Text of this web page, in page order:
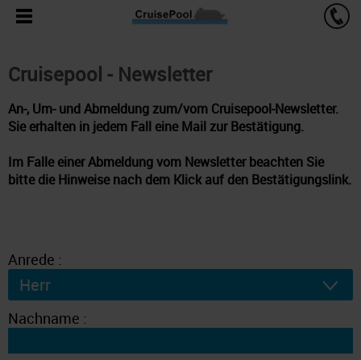
Cruisepool - Newsletter
An-, Um- und Abmeldung zum/vom Cruisepool-Newsletter.
Sie erhalten in jedem Fall eine Mail zur Bestätigung.
Im Falle einer Abmeldung vom Newsletter beachten Sie
bitte die Hinweise nach dem Klick auf den Bestätigungslink.
Anrede :
Nachname :